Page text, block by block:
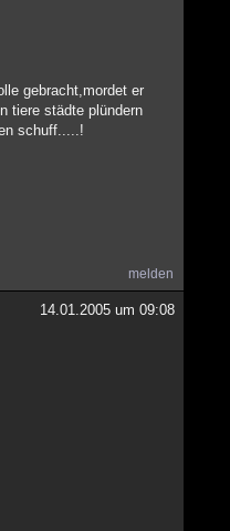
gebracht,mordet er
tiere städte plündern
schuff.....!
melden
14.01.2005 um 09:08